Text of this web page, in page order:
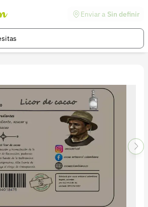
Enviar a Sin definir